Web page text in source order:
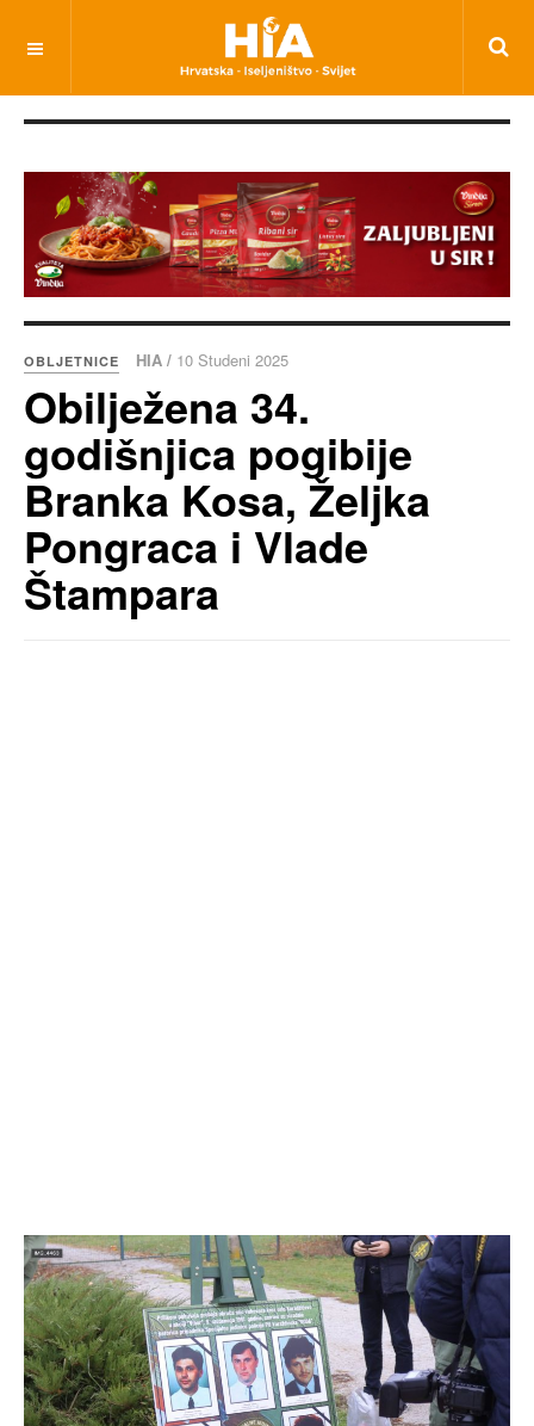
OBLJETNICE HIA / 10 Studeni 2025
Obilježena 34.
godišnjica pogibije
Branka Kosa, Željka
Pongraca i Vlade
Štampara